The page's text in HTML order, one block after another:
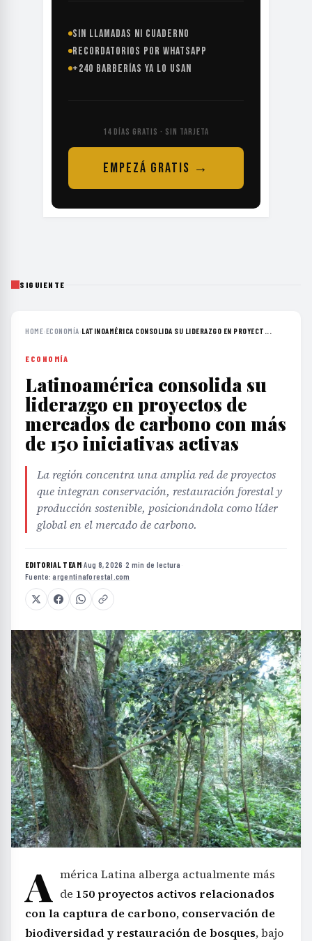
SIN LLAMADAS NI CUADERNO
RECORDATORIOS POR WHATSAPP
+240 BARBERÍAS YA LO USAN
14 DÍAS GRATIS · SIN TARJETA
EMPEZÁ GRATIS →
SIGUIENTE
HOME›ECONOMÍA›LATINOAMÉRICA CONSOLIDA SU LIDERAZGO EN PROYECT...
ECONOMÍA
Latinoamérica consolida su
liderazgo en proyectos de
mercados de carbono con más
de 150 iniciativas activas
La región concentra una amplia red de proyectos
que integran conservación, restauración forestal y
producción sostenible, posicionándola como líder
global en el mercado de carbono.
EDITORIAL TEAM·Aug 8, 2026 ·2 min de lectura ·
Fuente:argentinaforestal.com
A mérica Latina alberga actualmente más
de 150 proyectos activos relacionados
con la captura de carbono, conservación de
biodiversidad y restauración de bosques, bajo